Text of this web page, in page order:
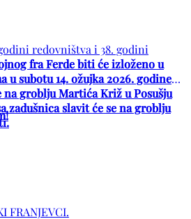
redovništva i 38. godini
fra Ferde biti će izloženo u
u subotu 14. ožujka 2026. godine
na groblju Martića Križ u Posušju
zadušnica slavit će se na groblju
FRANJEVCI.